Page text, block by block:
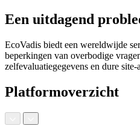
Een uitdagend
EcoVadis biedt een wereldwijde
beperkingen van overbodige
zelfevaluatiegegevens en dure
Platformoverzicht